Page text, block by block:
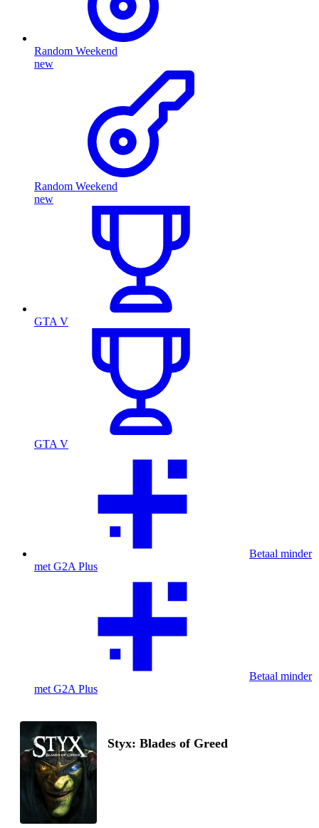
Random Weekend
new
Random Weekend
new
GTA V
GTA V
Betaal minder
met G2A Plus
Betaal minder
met G2A Plus
Styx: Blades of Greed